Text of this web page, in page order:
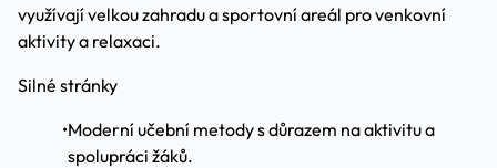
využívají velkou zahradu a sportovní areál pro venkovní
aktivity a relaxaci.
Silné stránky
•Moderní učební metody s důrazem na aktivitu a
spolupráci žáků.